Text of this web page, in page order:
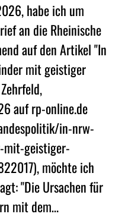
habe ich um
an die Rheinische
auf den Artikel "In
mit geistiger
auf rp-online.de
in-nrw-
mit-geistiger-
möchte ich
"Die Ursachen für
mit dem…